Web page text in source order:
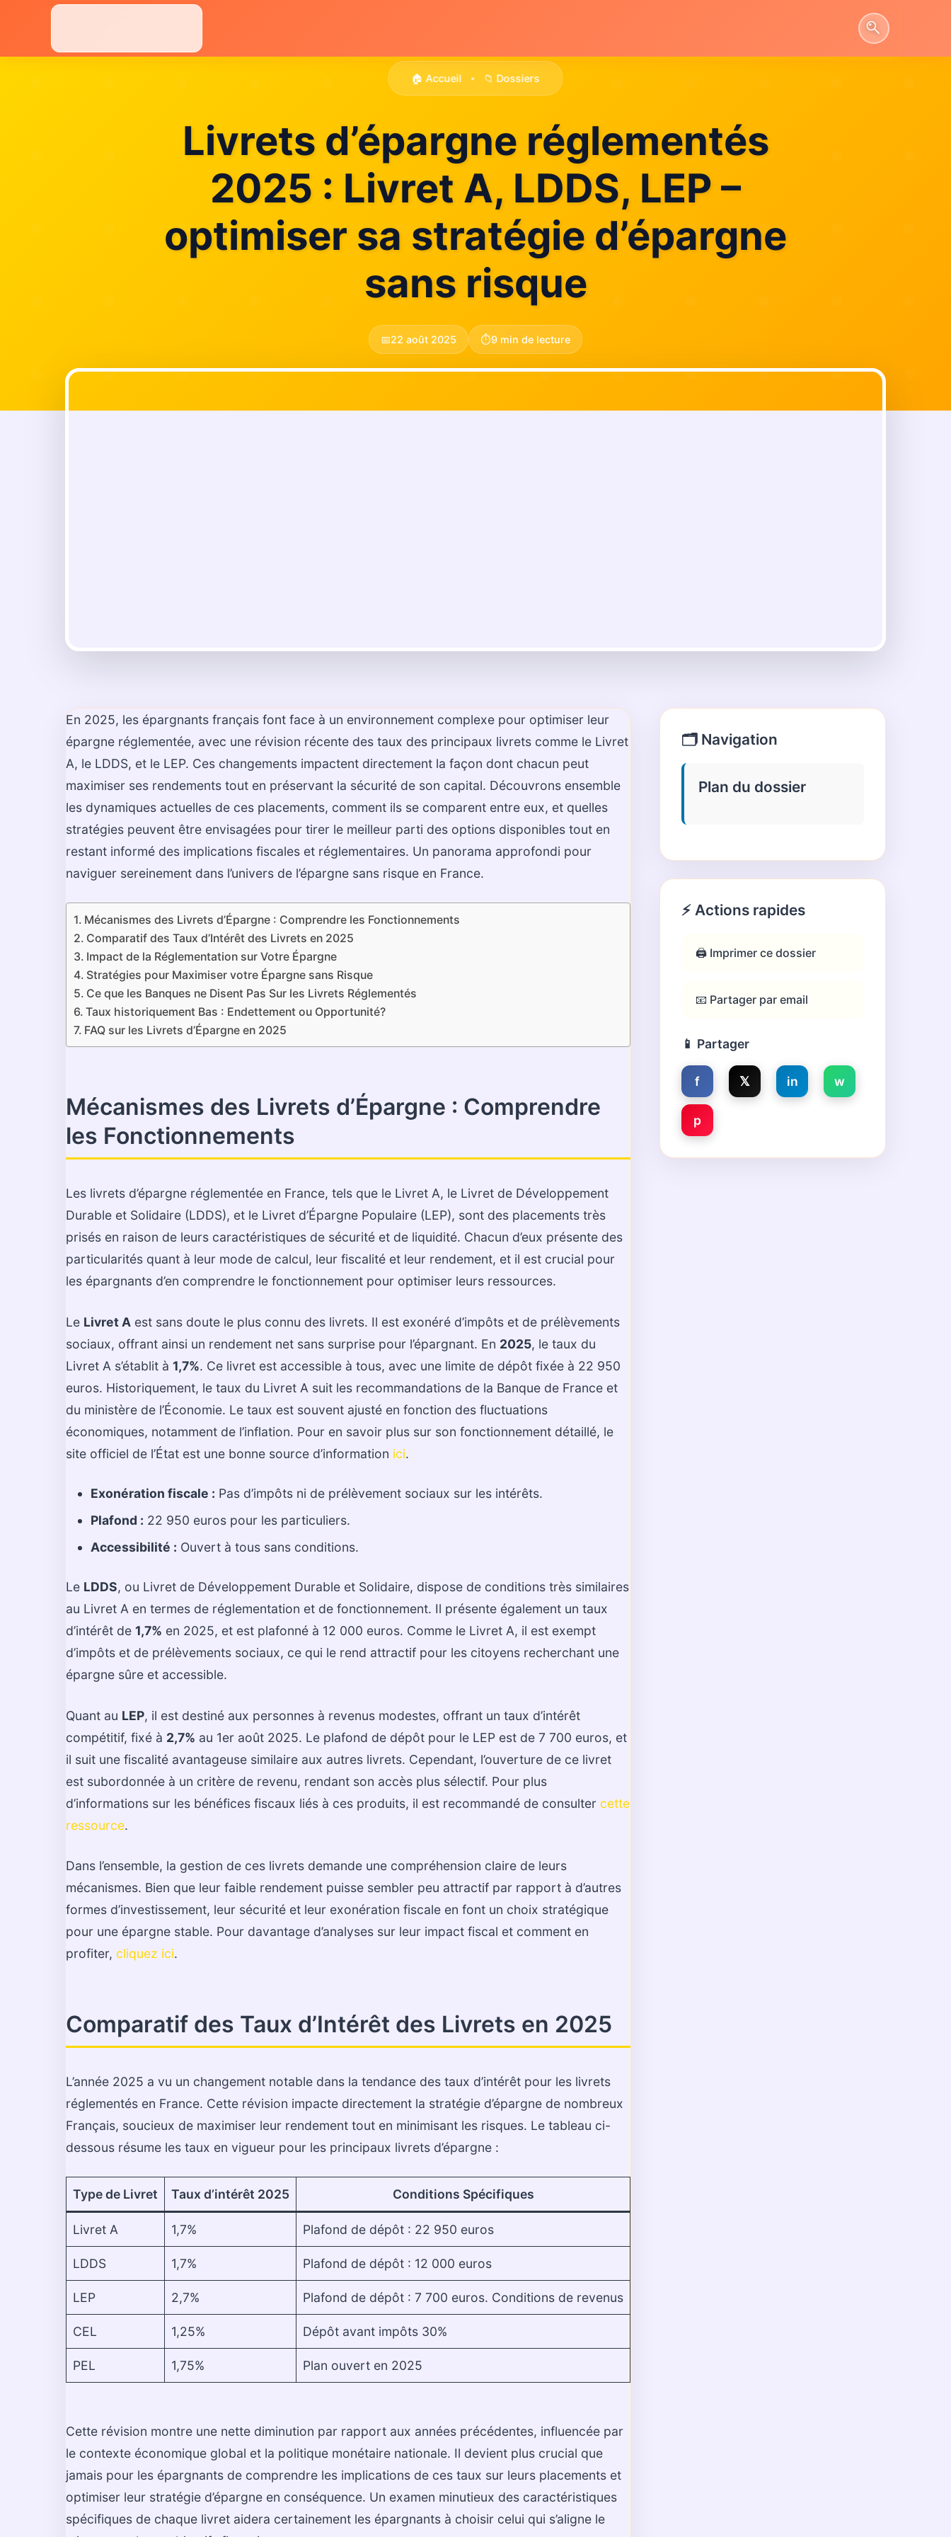
🏠 Accueil • 📁 Dossiers
Livrets d’épargne réglementés
2025 : Livret A, LDDS, LEP –
optimiser sa stratégie d’épargne
sans risque
📅22 août 2025 ⏱️9 min de lecture
En 2025, les épargnants français font face à un environnement complexe pour optimiser leur
épargne réglementée, avec une révision récente des taux des principaux livrets comme le Livret
A, le LDDS, et le LEP. Ces changements impactent directement la façon dont chacun peut
maximiser ses rendements tout en préservant la sécurité de son capital. Découvrons ensemble
les dynamiques actuelles de ces placements, comment ils se comparent entre eux, et quelles
stratégies peuvent être envisagées pour tirer le meilleur parti des options disponibles tout en
restant informé des implications fiscales et réglementaires. Un panorama approfondi pour
naviguer sereinement dans l’univers de l’épargne sans risque en France.
Mécanismes des Livrets d’Épargne : Comprendre les Fonctionnements
Comparatif des Taux d’Intérêt des Livrets en 2025
Impact de la Réglementation sur Votre Épargne
Stratégies pour Maximiser votre Épargne sans Risque
Ce que les Banques ne Disent Pas Sur les Livrets Réglementés
Taux historiquement Bas : Endettement ou Opportunité?
FAQ sur les Livrets d’Épargne en 2025
Mécanismes des Livrets d’Épargne : Comprendre
les Fonctionnements
Les livrets d’épargne réglementée en France, tels que le Livret A, le Livret de Développement
Durable et Solidaire (LDDS), et le Livret d’Épargne Populaire (LEP), sont des placements très
prisés en raison de leurs caractéristiques de sécurité et de liquidité. Chacun d’eux présente des
particularités quant à leur mode de calcul, leur fiscalité et leur rendement, et il est crucial pour
les épargnants d’en comprendre le fonctionnement pour optimiser leurs ressources.
Le Livret A est sans doute le plus connu des livrets. Il est exonéré d’impôts et de prélèvements
sociaux, offrant ainsi un rendement net sans surprise pour l’épargnant. En 2025, le taux du
Livret A s’établit à 1,7%. Ce livret est accessible à tous, avec une limite de dépôt fixée à 22 950
euros. Historiquement, le taux du Livret A suit les recommandations de la Banque de France et
du ministère de l’Économie. Le taux est souvent ajusté en fonction des fluctuations
économiques, notamment de l’inflation. Pour en savoir plus sur son fonctionnement détaillé, le
site officiel de l’État est une bonne source d’information ici.
Exonération fiscale : Pas d’impôts ni de prélèvement sociaux sur les intérêts.
Plafond : 22 950 euros pour les particuliers.
Accessibilité : Ouvert à tous sans conditions.
Le LDDS, ou Livret de Développement Durable et Solidaire, dispose de conditions très similaires
au Livret A en termes de réglementation et de fonctionnement. Il présente également un taux
d’intérêt de 1,7% en 2025, et est plafonné à 12 000 euros. Comme le Livret A, il est exempt
d’impôts et de prélèvements sociaux, ce qui le rend attractif pour les citoyens recherchant une
épargne sûre et accessible.
Quant au LEP, il est destiné aux personnes à revenus modestes, offrant un taux d’intérêt
compétitif, fixé à 2,7% au 1er août 2025. Le plafond de dépôt pour le LEP est de 7 700 euros, et
il suit une fiscalité avantageuse similaire aux autres livrets. Cependant, l’ouverture de ce livret
est subordonnée à un critère de revenu, rendant son accès plus sélectif. Pour plus
d’informations sur les bénéfices fiscaux liés à ces produits, il est recommandé de consulter cette
ressource.
Dans l’ensemble, la gestion de ces livrets demande une compréhension claire de leurs
mécanismes. Bien que leur faible rendement puisse sembler peu attractif par rapport à d’autres
formes d’investissement, leur sécurité et leur exonération fiscale en font un choix stratégique
pour une épargne stable. Pour davantage d’analyses sur leur impact fiscal et comment en
profiter, cliquez ici.
Comparatif des Taux d’Intérêt des Livrets en 2025
L’année 2025 a vu un changement notable dans la tendance des taux d’intérêt pour les livrets
réglementés en France. Cette révision impacte directement la stratégie d’épargne de nombreux
Français, soucieux de maximiser leur rendement tout en minimisant les risques. Le tableau ci-
dessous résume les taux en vigueur pour les principaux livrets d’épargne :
Type de Livret Taux d’intérêt 2025 Conditions Spécifiques
Livret A 1,7% Plafond de dépôt : 22 950 euros
LDDS 1,7% Plafond de dépôt : 12 000 euros
LEP 2,7% Plafond de dépôt : 7 700 euros. Conditions de revenus
CEL 1,25% Dépôt avant impôts 30%
PEL 1,75% Plan ouvert en 2025
Cette révision montre une nette diminution par rapport aux années précédentes, influencée par
le contexte économique global et la politique monétaire nationale. Il devient plus crucial que
jamais pour les épargnants de comprendre les implications de ces taux sur leurs placements et
optimiser leur stratégie d’épargne en conséquence. Un examen minutieux des caractéristiques
spécifiques de chaque livret aidera certainement les épargnants à choisir celui qui s’aligne le
🗂️ Navigation
Plan du dossier
⚡ Actions rapides
🖨️ Imprimer ce dossier
📧 Partager par email
📱 Partager
f 𝕏 in w
p